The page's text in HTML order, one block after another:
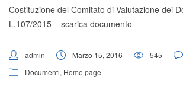
Costituzione del Comitato di Valutazione dei
L.107/2015 – scarica documento
admin Marzo 15, 2016 545
Documenti, Home page